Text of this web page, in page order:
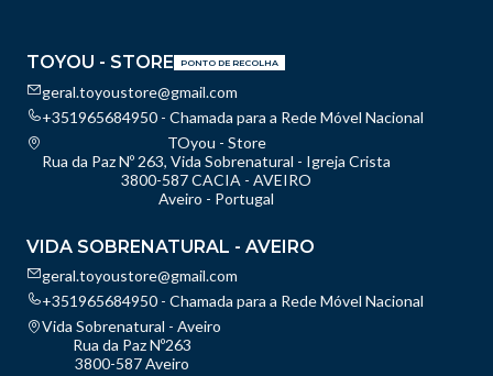
TOYOU - STORE PONTO DE RECOLHA
geral.toyoustore@gmail.com
+351965684950 - Chamada para a Rede Móvel Nacional
TOyou - Store
Rua da Paz Nº 263, Vida Sobrenatural - Igreja Crista
3800-587 CACIA - AVEIRO
Aveiro - Portugal
VIDA SOBRENATURAL - AVEIRO
geral.toyoustore@gmail.com
+351965684950 - Chamada para a Rede Móvel Nacional
Vida Sobrenatural - Aveiro
Rua da Paz Nº263
3800-587 Aveiro